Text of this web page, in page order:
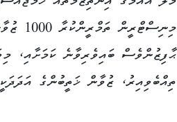
ތިއްބެވިއިރު، ޒުވާން ޚަތީބުންގެ އަދަދަކީ 532 ކަމަށް ވަޒީރު ވިދާޅުވިއެވެ.